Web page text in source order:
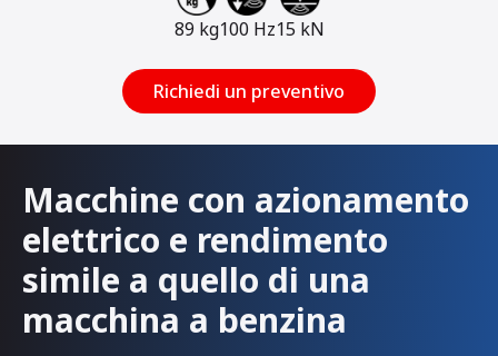
89 kg100 Hz15 kN
Richiedi un preventivo
Macchine con azionamento
elettrico e rendimento
simile a quello di una
macchina a benzina